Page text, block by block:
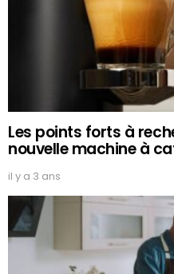
Les points forts à
nouvelle machine à
il y a 3 ans